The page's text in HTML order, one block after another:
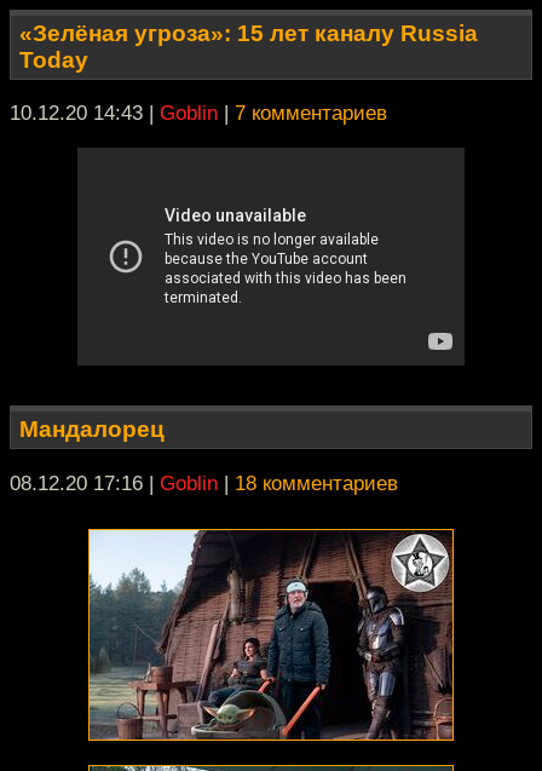
«Зелёная угроза»: 15 лет каналу Russia
Today
10.12.20 14:43 | Goblin | 7 комментариев
Мандалорец
08.12.20 17:16 | Goblin | 18 комментариев